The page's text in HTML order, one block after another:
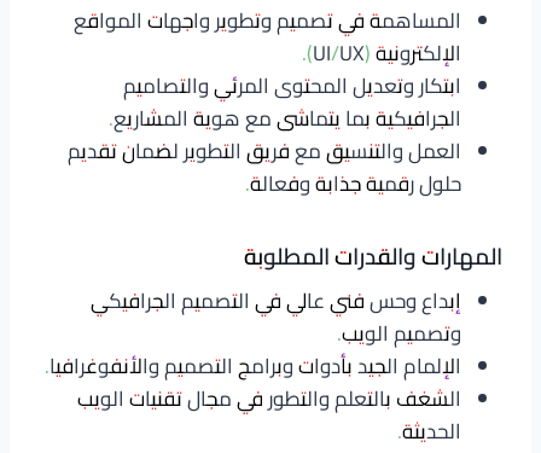
المساهمة في تصميم وتطوير واجهات المواقع
الإلكترونية (UI/UX).
ابتكار وتعديل المحتوى المرئي والتصاميم
الجرافيكية بما يتماشى مع هوية المشاريع.
العمل والتنسيق مع فريق التطوير لضمان تقديم
حلول رقمية جذابة وفعالة.
المهارات والقدرات المطلوبة
إبداع وحس فني عالي في التصميم الجرافيكي
وتصميم الويب.
الإلمام الجيد بأدوات وبرامج التصميم والأنفوغرافيا.
الشغف بالتعلم والتطور في مجال تقنيات الويب
الحديثة.